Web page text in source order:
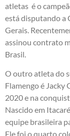
atletas é o
está disputando a
Gerais.
assinou contrato
Brasil.
O outro atleta do
Flamengo é Jacky
2020 e na
Nascido em
equipe brasileira
Ele foi o quarto